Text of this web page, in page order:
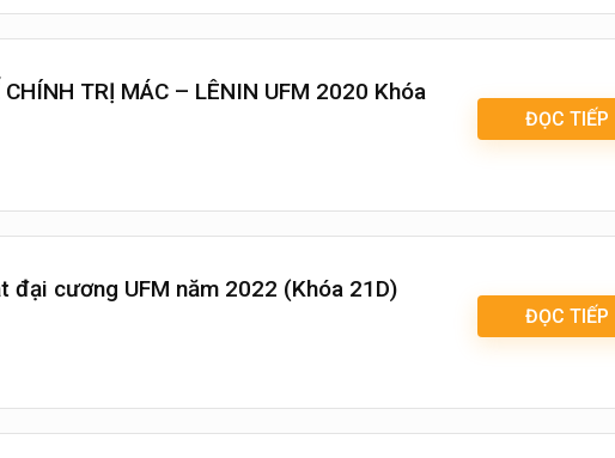
TRỊ MÁC – LÊNIN UFM 2020 Khóa
ĐỌC TIẾP
đại cương UFM năm 2022 (Khóa 21D)
ĐỌC TIẾP